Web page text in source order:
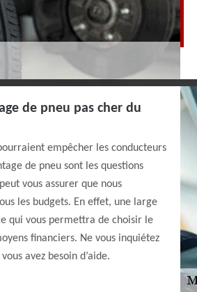
de pneu pas cher du
empêcher les conducteurs
de pneu sont les questions
vous assurer que nous
les budgets. En effet, une large
qui vous permettra de choisir le
financiers. Ne vous inquiétez
avez besoin d’aide.